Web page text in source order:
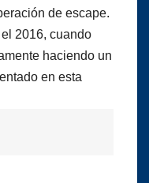
de escape.
2016, cuando
haciendo un
en esta